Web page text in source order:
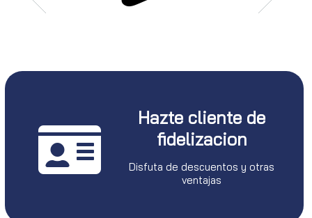
Hazte cliente de
fidelizacion
Disfuta de descuentos y otras
ventajas